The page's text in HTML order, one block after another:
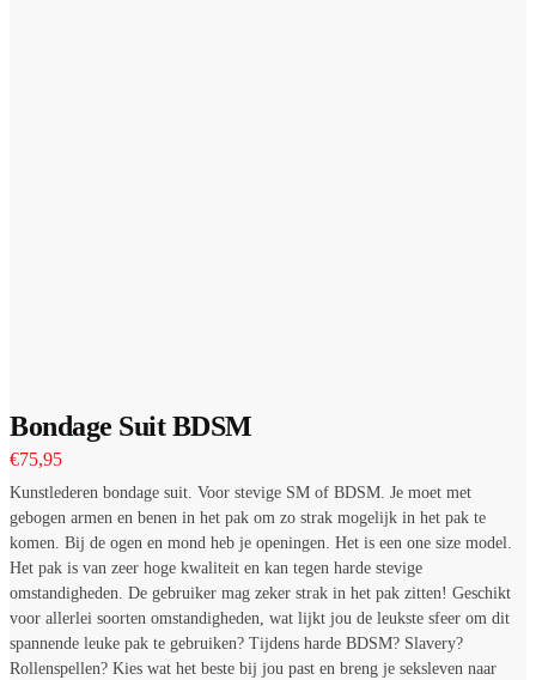
Bondage Suit BDSM
€75,95
Kunstlederen bondage suit. Voor stevige SM of BDSM. Je moet met
gebogen armen en benen in het pak om zo strak mogelijk in het pak te
komen. Bij de ogen en mond heb je openingen. Het is een one size model.
Het pak is van zeer hoge kwaliteit en kan tegen harde stevige
omstandigheden. De gebruiker mag zeker strak in het pak zitten! Geschikt
voor allerlei soorten omstandigheden, wat lijkt jou de leukste sfeer om dit
spannende leuke pak te gebruiken? Tijdens harde BDSM? Slavery?
Rollenspellen? Kies wat het beste bij jou past en breng je seksleven naar